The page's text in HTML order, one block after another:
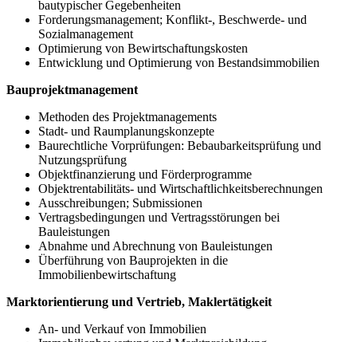
bautypischer Gegebenheiten
Forderungsmanagement; Konflikt-, Beschwerde- und
Sozialmanagement
Optimierung von Bewirtschaftungskosten
Entwicklung und Optimierung von Bestandsimmobilien
Bauprojektmanagement
Methoden des Projektmanagements
Stadt- und Raumplanungskonzepte
Baurechtliche Vorprüfungen: Bebaubarkeitsprüfung und
Nutzungsprüfung
Objektfinanzierung und Förderprogramme
Objektrentabilitäts- und Wirtschaftlichkeitsberechnungen
Ausschreibungen; Submissionen
Vertragsbedingungen und Vertragsstörungen bei
Bauleistungen
Abnahme und Abrechnung von Bauleistungen
Überführung von Bauprojekten in die
Immobilienbewirtschaftung
Marktorientierung und Vertrieb, Maklertätigkeit
An- und Verkauf von Immobilien